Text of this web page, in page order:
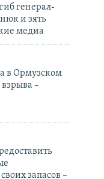
генерал-
и зять
медиа
в Ормузском
–
запасов –